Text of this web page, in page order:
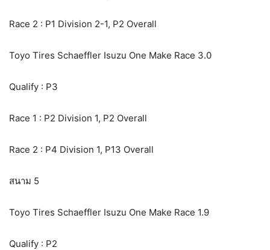
Race 2 : P1 Division 2-1, P2 Overall
Toyo Tires Schaeffler Isuzu One Make Race 3.0
Qualify : P3
Race 1 : P2 Division 1, P2 Overall
Race 2 : P4 Division 1, P13 Overall
สนาม 5
Toyo Tires Schaeffler Isuzu One Make Race 1.9
Qualify : P2